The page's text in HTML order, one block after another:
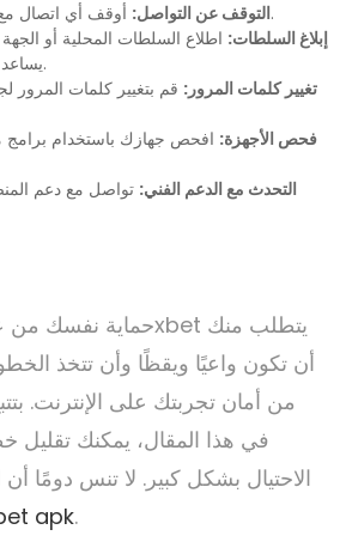
التوقف عن التواصل:أوقف أي اتصال مع الأطراف المشبوهة فورًا.
إبلاغ السلطات: اطلاع السلطات المحلية أو الجهة
يساعد في إيقاف عملية الاحتيال.
تغيير كلمات المرور: قم بتغيير كلمات المرور
فحص الأجهزة: افحص جهازك باستخدام برامج
التحدث مع الدعم الفني: تواصل مع دعم
أن تكون واعيًا ويقظًا وأن تتخذ
من أمان تجربتك على الإنترنت.
في هذا المقال، يمكنك تقليل
الاحتيال بشكل كبير. لا تنس دومًا
apk.